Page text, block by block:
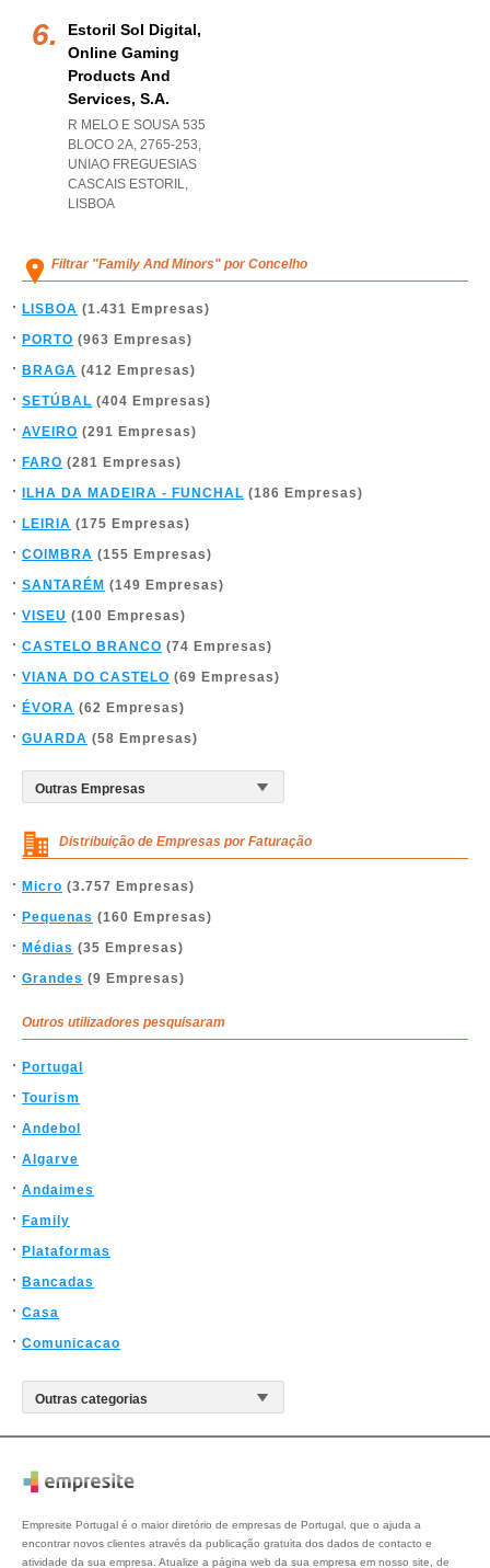
Estoril Sol Digital,
Online Gaming
Products And
Services, S.a.
R MELO E SOUSA 535
BLOCO 2A, 2765-253,
UNIAO FREGUESIAS
CASCAIS ESTORIL,
LISBOA
Filtrar "Family And Minors" por Concelho
LISBOA (1.431 Empresas)
PORTO (963 Empresas)
BRAGA (412 Empresas)
SETÚBAL (404 Empresas)
AVEIRO (291 Empresas)
FARO (281 Empresas)
ILHA DA MADEIRA - FUNCHAL (186 Empresas)
LEIRIA (175 Empresas)
COIMBRA (155 Empresas)
SANTARÉM (149 Empresas)
VISEU (100 Empresas)
CASTELO BRANCO (74 Empresas)
VIANA DO CASTELO (69 Empresas)
ÉVORA (62 Empresas)
GUARDA (58 Empresas)
Distribuição de Empresas por Faturação
Micro (3.757 Empresas)
Pequenas (160 Empresas)
Médias (35 Empresas)
Grandes (9 Empresas)
Outros utilizadores pesquisaram
Portugal
Tourism
Andebol
Algarve
Andaimes
Family
Plataformas
Bancadas
Casa
Comunicacao
Empresite Portugal é o maior diretório de empresas de Portugal, que o ajuda a
encontrar novos clientes através da publicação gratuita dos dados de contacto e
atividade da sua empresa. Atualize a página web da sua empresa em nosso site, de